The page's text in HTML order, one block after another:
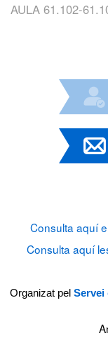
AULA 61.102-
Consulta aquí
Consulta aquí
Organizat pel Servei